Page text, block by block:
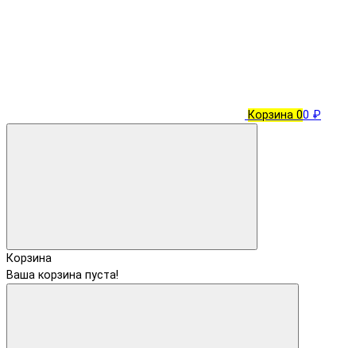
Корзина 00 ₽
Корзина
Ваша корзина пуста!